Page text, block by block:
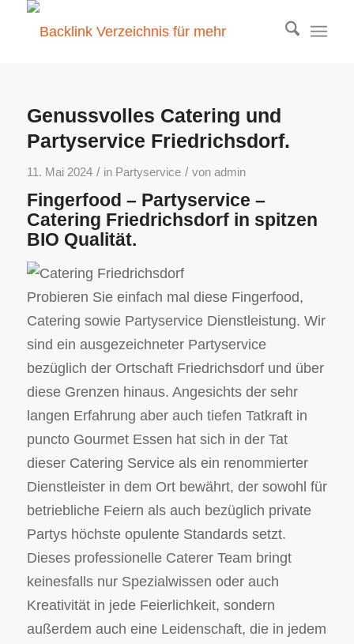
Genussvolles Catering und
Partyservice Friedrichsdorf.
11. Mai 2024 / in Partyservice / von admin
Fingerfood – Partyservice –
Catering Friedrichsdorf in spitzen
BIO Qualität.
Probieren Sie einfach mal diese Fingerfood,
Catering sowie Partyservice Dienstleistung. Wir
sind ein ausgezeichneter Partyservice
bezüglich der Ortschaft Friedrichsdorf und über
diese Grenzen hinaus. Angesichts der sehr
langen Erfahrung aber auch tiefen Tatkraft in
puncto Gourmet Essen hat sich in der Tat
dieser Catering Service als ein renommierter
Dienstleister in dem Ort bewährt, der sowohl für
betriebliche Feiern als auch bezüglich private
Partys höchste opulente Standards setzt.
Dieses professionelle Caterer Team bringt
keinesfalls nur Spezialwissen oder auch
Kreativität in jede Feierlichkeit, sondern
außerdem auch eine Leidenschaft, die in jedem